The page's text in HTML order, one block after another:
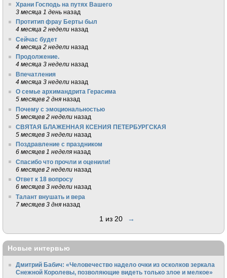
Храни Господь на путях Вашего
3 месяца 1 день назад
Протитип фрау Берты был
4 месяца 2 недели назад
Сейчас будет
4 месяца 2 недели назад
Продолжение.
4 месяца 3 недели назад
Впечатления
4 месяца 3 недели назад
О семье архимандрита Герасима
5 месяцев 2 дня назад
Почему с эмоциональностью
5 месяцев 2 недели назад
СВЯТАЯ БЛАЖЕННАЯ КСЕНИЯ ПЕТЕРБУРГСКАЯ
5 месяцев 3 недели назад
Поздравление с праздником
6 месяцев 1 неделя назад
Спасибо что прочли и оценили!
6 месяцев 2 недели назад
Ответ к 18 вопросу
6 месяцев 3 недели назад
Талант внушать и вера
7 месяцев 3 дня назад
1 из 20 →
Новые интервью
Дмитрий Бабич: «Человечество надело очки из осколков зеркала
Снежной Королевы, позволяющие видеть только злое и мелкое»